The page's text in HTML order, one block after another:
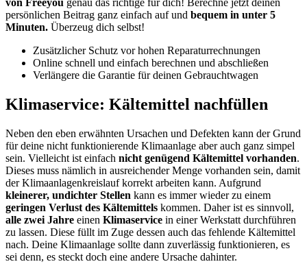
von Freeyou genau das richtige für dich! Berechne jetzt deinen
persönlichen Beitrag ganz einfach auf und bequem in unter 5
Minuten. Überzeug dich selbst!
Zusätzlicher Schutz vor hohen Reparaturrechnungen
Online schnell und einfach berechnen und abschließen
Verlängere die Garantie für deinen Gebrauchtwagen
Klimaservice: Kältemittel nachfüllen
Neben den eben erwähnten Ursachen und Defekten kann der Grund
für deine nicht funktionierende Klimaanlage aber auch ganz simpel
sein. Vielleicht ist einfach nicht genügend Kältemittel vorhanden.
Dieses muss nämlich in ausreichender Menge vorhanden sein, damit
der Klimaanlagenkreislauf korrekt arbeiten kann. Aufgrund
kleinerer, undichter Stellen kann es immer wieder zu einem
geringen Verlust des Kältemittels kommen. Daher ist es sinnvoll,
alle zwei Jahre einen Klimaservice in einer Werkstatt durchführen
zu lassen. Diese füllt im Zuge dessen auch das fehlende Kältemittel
nach. Deine Klimaanlage sollte dann zuverlässig funktionieren, es
sei denn, es steckt doch eine andere Ursache dahinter.